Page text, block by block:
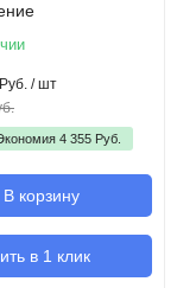
Руб. / шт
4 355 Руб.
В корзину
в 1 клик